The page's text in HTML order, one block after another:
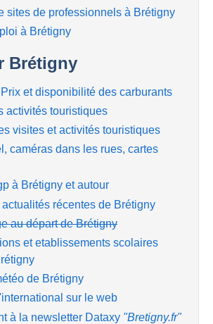
sites de professionnels à Brétigny
à Brétigny
Brétigny
Prix et disponibilité des carburants
activités touristiques
visites et activités touristiques
caméras dans les rues, cartes
à Brétigny et autour
récentes de Brétigny
au départ de Brétigny
et etablissements scolaires
de Brétigny
sur le web
à la newsletter Dataxy "Bretigny.fr"